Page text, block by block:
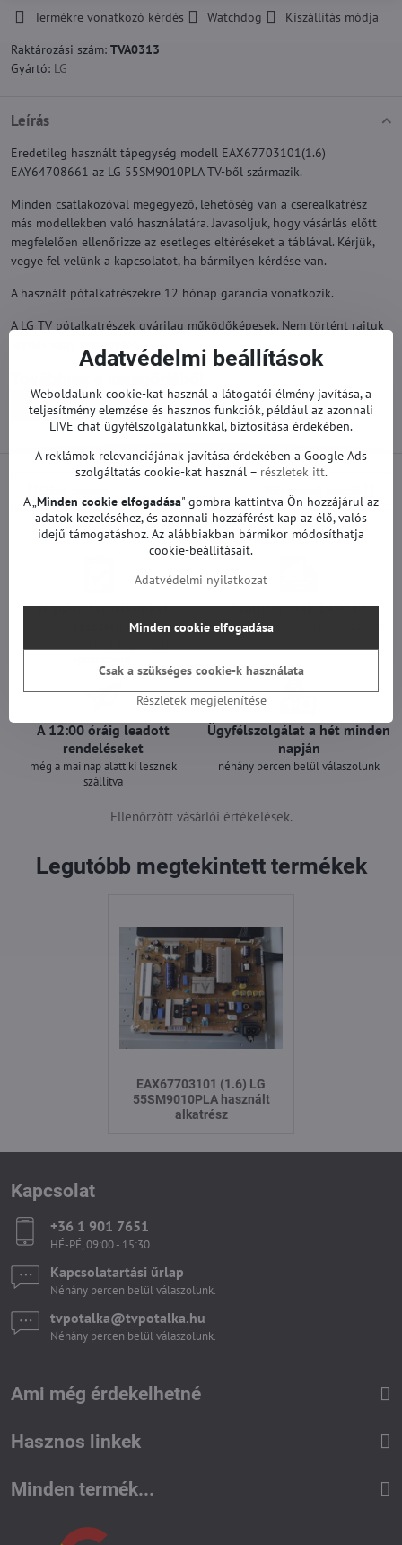
Termékre vonatkozó kérdés Watchdog
Kiszállítás módja
Raktározási szám: TVA0313
Gyártó: LG
Leírás
Eredetileg használt tápegység modell EAX67703101(1.6)
EAY64708661 az LG 55SM9010PLA TV-ből származik.
Minden csatlakozóval megegyező, lehetőség van a cserealkatrész
más modellekben való használatára. Javasoljuk, hogy vásárlás előtt
megfelelően ellenőrizze az esetleges eltéréseket a táblával. Kérjük,
vegye fel velünk a kapcsolatot, ha bármilyen kérdése van.
A használt pótalkatrészekre 12 hónap garancia vonatkozik.
A LG TV pótalkatrészek gyárilag működőképesek. Nem történt rajtuk
Pótalkatrészek | LG TV Tápegységek | LG TV
Minden termékünket
teszteljük
Szállítás csak 1490 Ft
25 000 Ft felett ingyenes a szállítás
A 12:00 óráig leadott
rendeléseket
még a mai nap alatt ki lesznek
szállítva
Ügyfélszolgálat a hét minden
napján
néhány percen belül válaszolunk
Ellenőrzött vásárlói értékelések.
Legutóbb megtekintett termékek
EAX67703101 (1.6) LG
55SM9010PLA használt
alkatrész
Kapcsolat
+36 1 901 7651
HÉ-PÉ, 09:00 - 15:30
Kapcsolatartási űrlap
Néhány percen belül válaszolunk.
tvpotalka​@tvpotalka​.hu
Néhány percen belül válaszolunk.
Ami még érdekelhetné
Hasznos linkek
Minden termék...
Adatvédelmi beállítások
Weboldalunk cookie-kat használ a látogatói élmény javítása, a
teljesítmény elemzése és hasznos funkciók, például az azonnali
LIVE chat ügyfélszolgálatunkkal, biztosítása érdekében.
A reklámok relevanciájának javítása érdekében a Google Ads
szolgáltatás cookie-kat használ – részletek itt.
A „ Minden cookie elfogadása" gombra kattintva Ön hozzájárul az
adatok kezeléséhez, és azonnali hozzáférést kap az élő, valós
idejű támogatáshoz. Az alábbiakban bármikor módosíthatja
cookie-beállításait.
Adatvédelmi nyilatkozat
Részletek megjelenítése
Minden cookie elfogadása
Csak a szükséges cookie-k használata